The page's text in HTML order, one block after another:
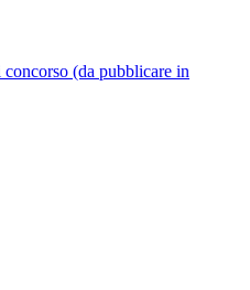
(da pubblicare in